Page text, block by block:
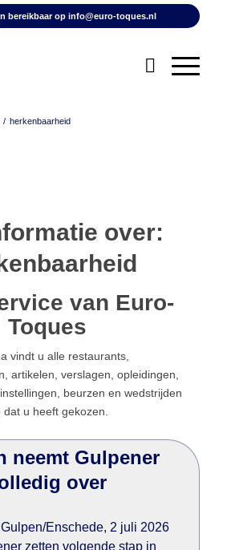
bereikbaar op info@euro-toques.nl
/ herkenbaarheid
over:
van Euro-
Toques
vindt u alle restaurants,
artikelen, verslagen, opleidingen,
beurzen en wedstrijden
u heeft gekozen.
neemt Gulpener
over
Enschede, 2 juli 2026
zetten volgende stap in